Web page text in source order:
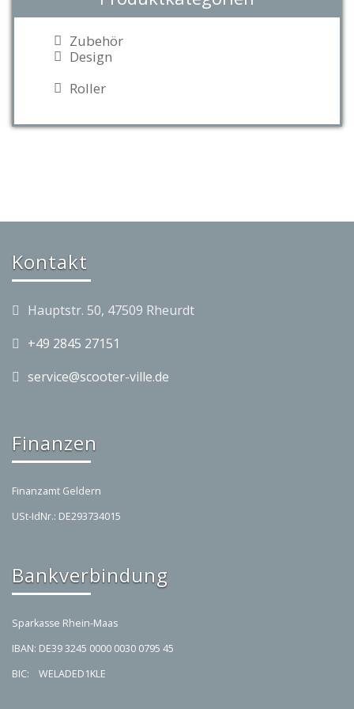
Zubehör
Design
Roller
Kontakt
Hauptstr. 50, 47509 Rheurdt
+49 2845 27151
service@scooter-ville.de
Finanzen
Finanzamt Geldern
USt-IdNr.: DE293734015
Bankverbindung
Sparkasse Rhein-Maas
IBAN: DE39 3245 0000 0030 0795 45
BIC: WELADED1KLE